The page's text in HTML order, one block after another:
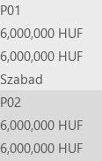
P01
6,000,000 HUF
6,000,000 HUF
Szabad
P02
6,000,000 HUF
6,000,000 HUF